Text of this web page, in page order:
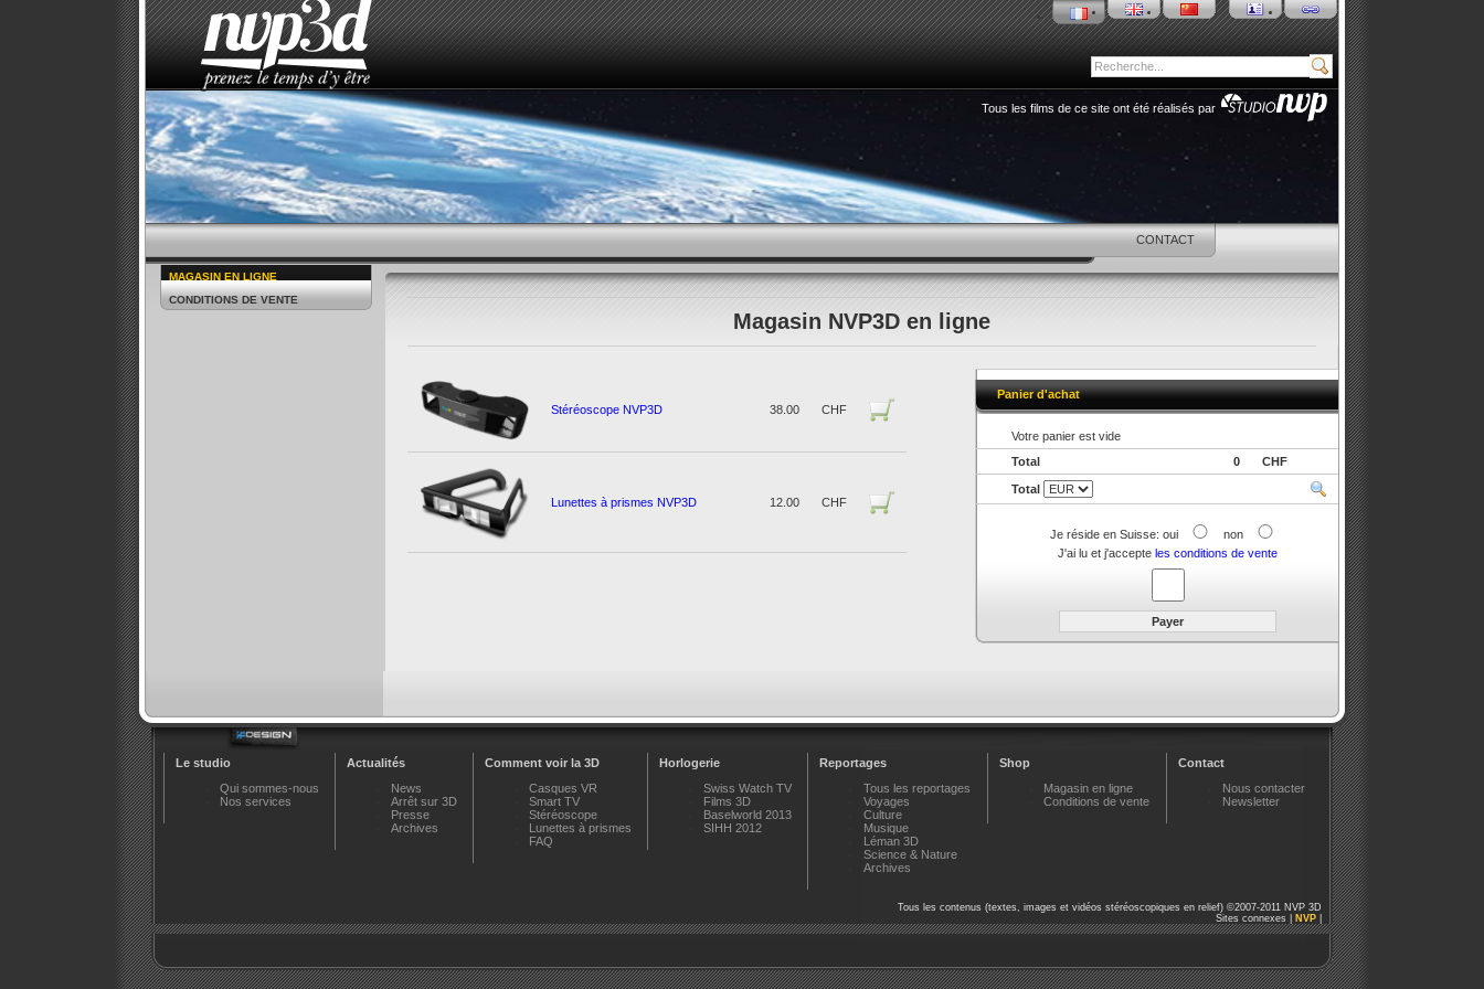
Tous les films de ce site ont été réalisés par
ACCUEIL LE STUDIO ACTUALITÉS COMMENT VOIR LA 3D HORLOGERIE REPORTAGES SHOP CONTACT
MAGASIN EN LIGNE
CONDITIONS DE VENTE
Magasin NVP3D en ligne
Stéréoscope NVP3D 38.00 CHF
Lunettes à prismes NVP3D 12.00 CHF
Panier d'achat
Total 0 CHF
Total
Votre panier est vide
Je réside en Suisse: oui
non
J'ai lu et j'accepte les conditions de vente
Le studio
Qui sommes-nous
Nos services
Actualités
News
Arrêt sur 3D
Presse
Archives
Comment voir la 3D
Casques VR
Smart TV
Stéréoscope
Lunettes à prismes
FAQ
Horlogerie
Swiss Watch TV
Films 3D
Baselworld 2013
SIHH 2012
Reportages
Tous les reportages
Voyages
Culture
Musique
Léman 3D
Science & Nature
Archives
Shop
Magasin en ligne
Conditions de vente
Contact
Nous contacter
Newsletter
Tous les contenus (textes, images et vidéos stéréoscopiques en relief) ©2007-2011 NVP 3D
Sites connexes | NVP